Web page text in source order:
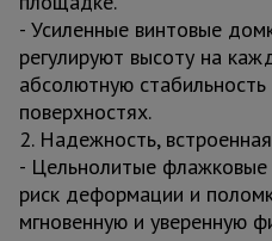
- Усиленные винтовые
регулируют высоту на
абсолютную
поверхностях.
2. Надежность,
- Цельнолитые
риск деформации и
мгновенную и уверенную